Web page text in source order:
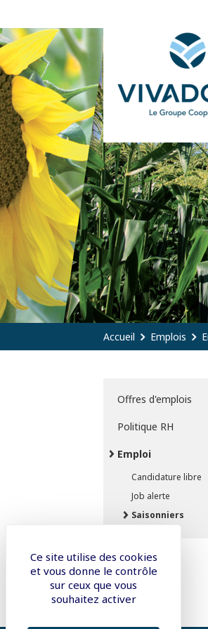
Accueil Emplois
Offres d'emplois
Politique RH
Emploi
Candidature libre
Job alerte
Saisonniers
Ce site utilise des cookies
et vous donne le contrôle
sur ceux que vous
souhaitez activer